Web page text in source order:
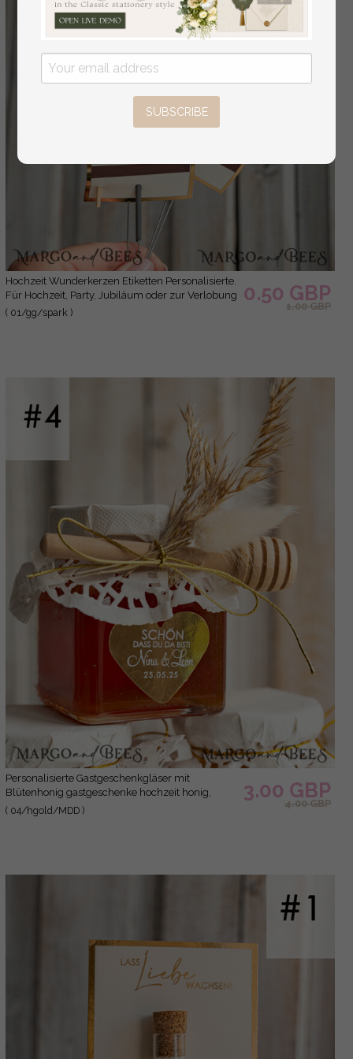
Hochzeit Wunderkerzen Etiketten Personalisierte.
Für Hochzeit, Party, Jubiläum oder zur Verlobung
( 01/gg/spark )
0.50 GBP
1.00 GBP
Personalisierte Gastgeschenkgläser mit
Blütenhonig gastgeschenke hochzeit honig,
Honiggeschenkglas mit Honig, handgemachte
( 04/hgold/MDD )
3.00 GBP
4.00 GBP
SUBSCRIBE